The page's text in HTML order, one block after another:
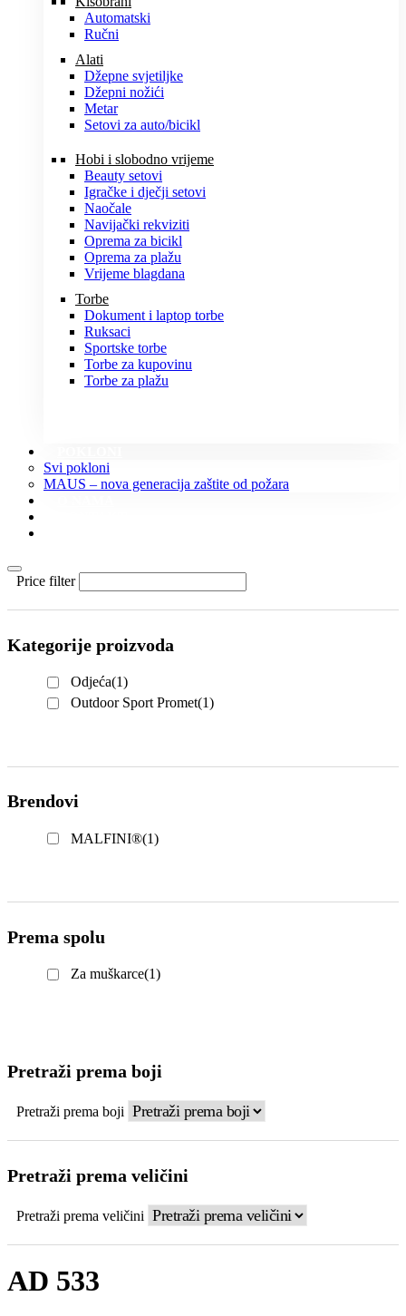
Automatski
Ručni
Alati
Džepne svjetiljke
Džepni nožići
Metar
Setovi za auto/bicikl
Hobi i slobodno vrijeme
Beauty setovi
Igračke i dječji setovi
Naočale
Navijački rekviziti
Oprema za bicikl
Oprema za plažu
Vrijeme blagdana
Torbe
Dokument i laptop torbe
Ruksaci
Sportske torbe
Torbe za kupovinu
Torbe za plažu
Svi pokloni
MAUS – nova generacija zaštite od požara
Price filter
Kategorije proizvoda
Odjeća(1)
Outdoor Sport Promet(1)
Brendovi
MALFINI®(1)
Prema spolu
Za muškarce(1)
Pretraži prema boji
Pretraži prema boji
Pretraži prema veličini
Pretraži prema veličini
AD 533